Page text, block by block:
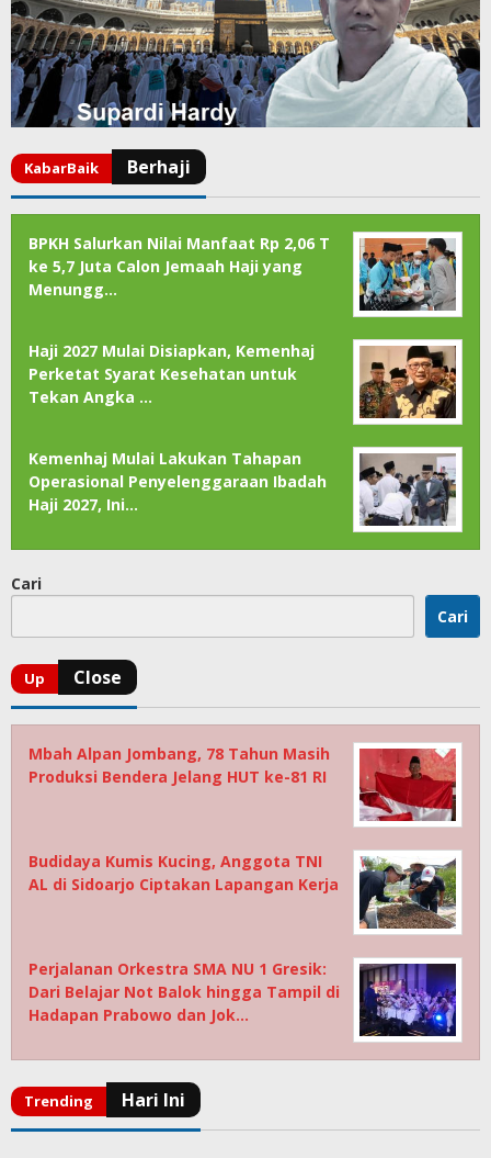
BPKH Salurkan Nilai Manfaat Rp 2,06 T
ke 5,7 Juta Calon Jemaah Haji yang
Menungg…
Haji 2027 Mulai Disiapkan, Kemenhaj
Perketat Syarat Kesehatan untuk
Tekan Angka …
Kemenhaj Mulai Lakukan Tahapan
Operasional Penyelenggaraan Ibadah
Haji 2027, Ini…
Cari
Cari
Mbah Alpan Jombang, 78 Tahun Masih
Produksi Bendera Jelang HUT ke-81 RI
Budidaya Kumis Kucing, Anggota TNI
AL di Sidoarjo Ciptakan Lapangan Kerja
Perjalanan Orkestra SMA NU 1 Gresik:
Dari Belajar Not Balok hingga Tampil di
Hadapan Prabowo dan Jok…